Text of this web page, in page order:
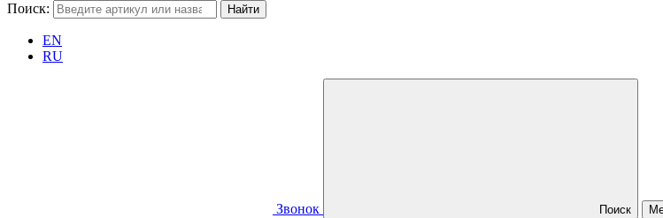
Поиск:
EN
RU
Звонок Поиск